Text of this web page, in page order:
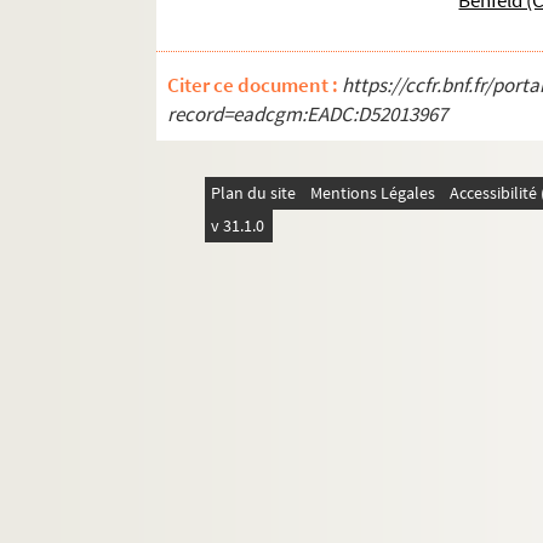
88. Nicolaus de Tudeschis. Lectura super
89. Nicolaus de Tudeschis. Lectura super
91. Nicolaus de Tudeschis. Lectura super
324. Recueil
245. Traité de droit canonique
344. Tractatus de jure canonico
Citer ce document : https://ccfr.bnf.fr/
record=eadcgm:EADC:D52013967
Plan du site Mentions Légales
v 31.1.0